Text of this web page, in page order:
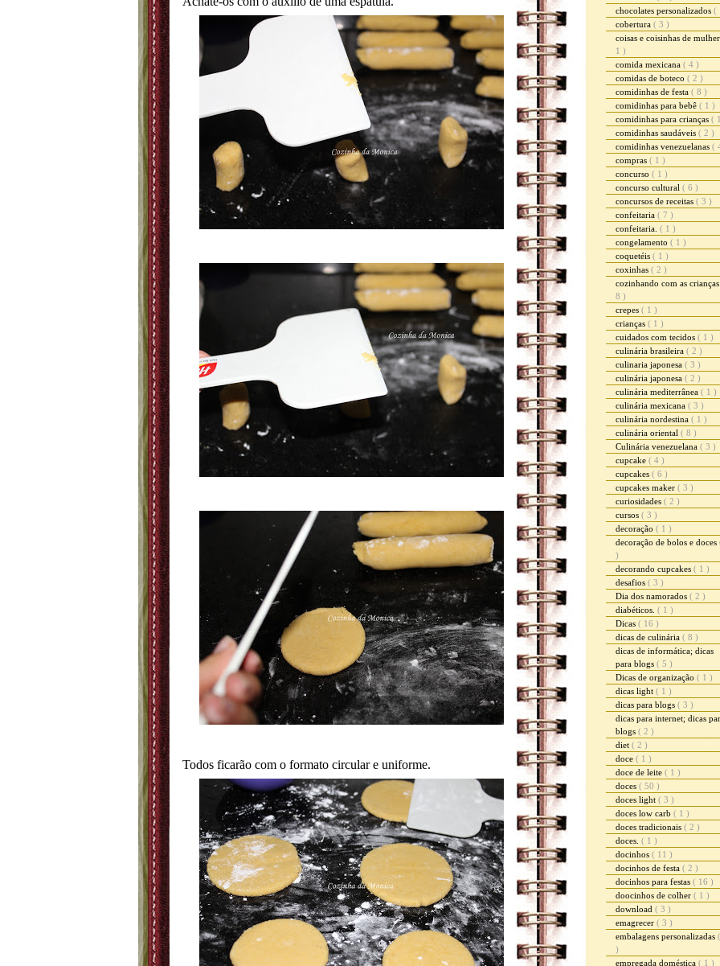
Todos ficarão com o formato circular e uniforme.
chocolates personalizados (
cobertura ( 3 )
coisas e coisinhas de
1 )
comida mexicana ( 4 )
comidas de boteco ( 2 )
comidinhas de festa ( 8 )
comidinhas para bebê ( 1 )
comidinhas para crianças (
comidinhas saudáveis ( 2 )
comidinhas venezuelanas (
compras ( 1 )
concurso ( 1 )
concurso cultural ( 6 )
concursos de receitas ( 3 )
confeitaria ( 7 )
confeitaria. ( 1 )
congelamento ( 1 )
coquetéis ( 1 )
coxinhas ( 2 )
cozinhando com as
8 )
crepes ( 1 )
crianças ( 1 )
cuidados com tecidos ( 1 )
culinária brasileira ( 2 )
culinaria japonesa ( 3 )
culinária japonesa ( 2 )
culinária mediterrânea ( 1 )
culinária mexicana ( 3 )
culinária nordestina ( 1 )
culinária oriental ( 8 )
Culinária venezuelana ( 3 )
cupcake ( 4 )
cupcakes ( 6 )
cupcakes maker ( 3 )
curiosidades ( 2 )
cursos ( 3 )
decoração ( 1 )
decoração de bolos e doces
)
decorando cupcakes ( 1 )
desafios ( 3 )
Dia dos namorados ( 2 )
diabéticos. ( 1 )
Dicas ( 16 )
dicas de culinária ( 8 )
dicas de informática; dicas
para blogs ( 5 )
Dicas de organização ( 1 )
dicas light ( 1 )
dicas para blogs ( 3 )
dicas para internet; dicas
blogs ( 2 )
diet ( 2 )
doce ( 1 )
doce de leite ( 1 )
doces ( 50 )
doces light ( 3 )
doces low carb ( 1 )
doces tradicionais ( 2 )
doces. ( 1 )
docinhos ( 11 )
docinhos de festa ( 2 )
docinhos para festas ( 16 )
doocinhos de colher ( 1 )
download ( 3 )
emagrecer ( 3 )
embalagens personalizadas
)
empregada doméstica ( 1 )